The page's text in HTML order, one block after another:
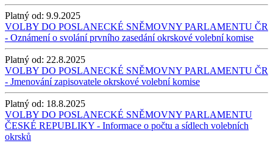
Platný od: 9.9.2025
VOLBY DO POSLANECKÉ SNĚMOVNY PARLAMENTU ČR
- Oznámení o svolání prvního zasedání okrskové volební komise
Platný od: 22.8.2025
VOLBY DO POSLANECKÉ SNĚMOVNY PARLAMENTU ČR
- Jmenování zapisovatele okrskové volební komise
Platný od: 18.8.2025
VOLBY DO POSLANECKÉ SNĚMOVNY PARLAMENTU
ČESKÉ REPUBLIKY - Informace o počtu a sídlech volebních
okrsků